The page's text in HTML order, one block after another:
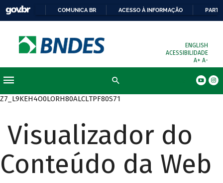
COMUNICA BR ACESSO À INFORMAÇÃO
ENGLISH
ACESSIBILIDADE
A+ A-
Z7_L9KEH4O0LORH80ALCLTPF80S71
Visualizador do
Conteúdo da Web